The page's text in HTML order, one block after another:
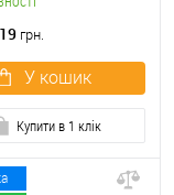
грн.
У кошик
Купити в 1 клік